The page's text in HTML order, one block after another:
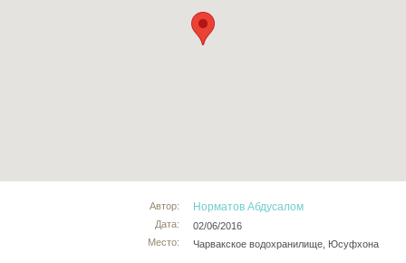
Автор:
Дата:
Место:
Норматов Абдусалом
02/06/2016
Чарвакское водохранилище, Юсуфхона